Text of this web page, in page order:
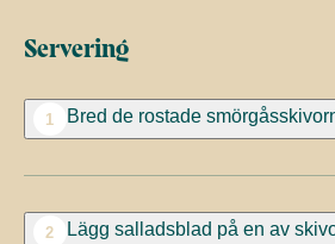
Servering
1 Bred de rostade
2 Lägg salladsblad på en av